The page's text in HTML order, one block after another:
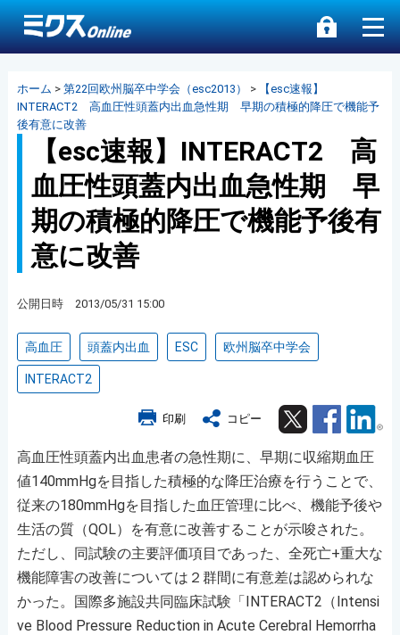
ホーム > 第22回欧州脳卒中学会（esc2013） >
【esc速報】
INTERACT2 高血圧性頭蓋内出血急性期 早期の積極的降圧で機能予
後有意に改善
【esc速報】INTERACT2 高
血圧性頭蓋内出血急性期 早
期の積極的降圧で機能予後有
意に改善
公開日時 2013/05/31 15:00
高血圧 頭蓋内出血 ESC 欧州脳卒中学会
INTERACT2
印刷 コピー Twitter Facebook
高血圧性頭蓋内出血患者の急性期に、早期に収縮期血圧
値140mmHgを目指した積極的な降圧治療を行うことで、
従来の180mmHgを目指した血圧管理に比べ、機能予後や
生活の質（QOL）を有意に改善することが示唆された。
ただし、同試験の主要評価項目であった、全死亡+重大な
機能障害の改善については２群間に有意差は認められな
かった。国際多施設共同臨床試験「INTERACT2（Intensi
ve Blood Pressure Reduction in Acute Cerebral Hemorrha